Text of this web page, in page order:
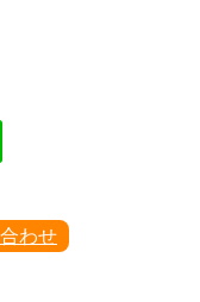
わせ